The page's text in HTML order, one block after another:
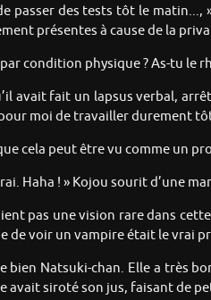
passer des tests tôt le matin...,
présentes à cause de la
condition physique ? As-tu le
avait fait un lapsus verbal,
moi de travailler durement
cela peut être vu comme un
Haha ! » Kojou sourit d’une
pas une vision rare dans
de voir un vampire était le vrai
bien Natsuki-chan. Elle a très
avait siroté son jus, faisant de